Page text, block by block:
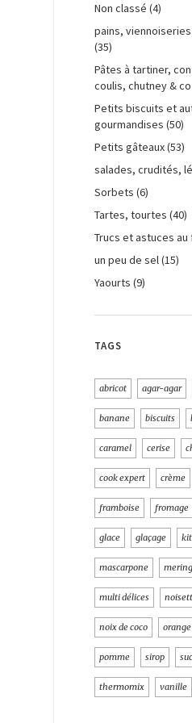
Non classé (4)
pains,
(35)
Pâtes à tartiner,
coulis, chutney & co
Petits biscuits et
gourmandises (50)
Petits gâteaux(53)
salades, crudités,
Sorbets (6)
Tartes, tourtes (40)
Trucs et astuces
un peu de sel(15)
Yaourts (9)
TAGS
abricot agar-agar
banane biscuits
caramel cerise
cook expert crème
framboise fromage
glace glaçage
mascarpone
multi délices
noix de coco orange
pomme sirop
thermomix vanille